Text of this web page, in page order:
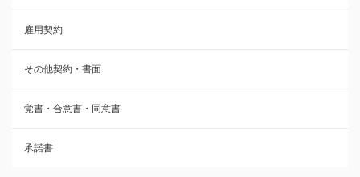
株主総会議事録・関連書類
請負契約
フランチャイズ契約
賃貸借契約
雇用契約
その他契約・書面
覚書・合意書・同意書
承諾書